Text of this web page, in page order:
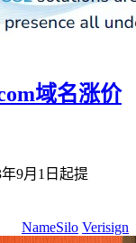
域名涨价
9月1日起提
NameSilo Verisign